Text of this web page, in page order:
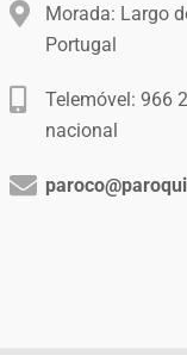
Morada: Largo
Portugal
Telemóvel: 966
nacional